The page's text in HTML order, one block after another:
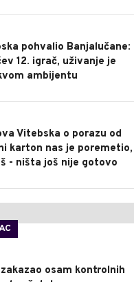
pohvalio Banjalučane:
12. igrač, uživanje je
ambijentu
Vitebska o porazu od
karton nas je poremetio,
- ništa još nije gotovo
osam kontrolnih